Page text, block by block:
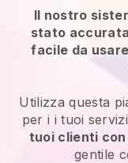
Il nostro
stato
facile da
Utilizza questa
per i i tuoi
tuoi clienti
gentile